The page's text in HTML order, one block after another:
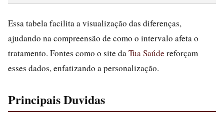
Essa tabela facilita a visualização das diferenças,
ajudando na compreensão de como o intervalo afeta o
tratamento. Fontes como o site daTua Saúde reforçam
esses dados, enfatizando a personalização.
Principais Duvidas